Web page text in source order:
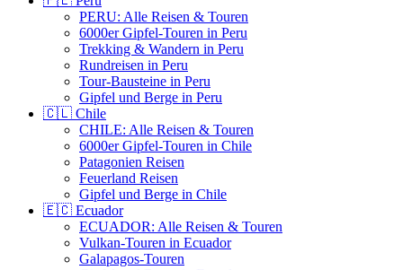
PERU: Alle Reisen & Touren
6000er Gipfel-Touren in Peru
Trekking & Wandern in Peru
Rundreisen in Peru
Tour-Bausteine in Peru
Gipfel und Berge in Peru
🇨🇱 Chile
CHILE: Alle Reisen & Touren
6000er Gipfel-Touren in Chile
Patagonien Reisen
Feuerland Reisen
Gipfel und Berge in Chile
🇪🇨 Ecuador
ECUADOR: Alle Reisen & Touren
Vulkan-Touren in Ecuador
Galapagos-Touren